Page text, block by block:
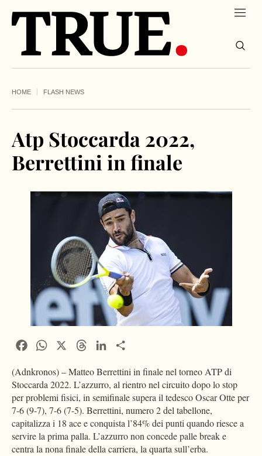
HOME FLASH NEWS
Atp Stoccarda 2022,
Berrettini in finale
FacebookWhatsApp ThreadsLinkedIn
(Adnkronos) – Matteo Berrettini in finale nel torneo ATP di
Stoccarda 2022. L’azzurro, al rientro nel circuito dopo lo stop
per problemi fisici, in semifinale supera il tedesco Oscar Otte per
7-6 (9-7), 7-6 (7-5). Berrettini, numero 2 del tabellone,
capitalizza i 18 ace e conquista l’84% dei punti quando riesce a
servire la prima palla. L’azzurro non concede palle break e
centra la nona finale della carriera, la quarta sull’erba.